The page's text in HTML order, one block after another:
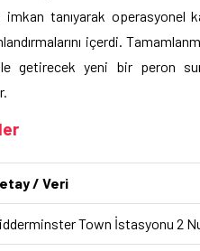
imkan tanıyarak operasyonel
içerdi.
getirecek yeni bir peron
/ Veri
Town İstasyonu 2